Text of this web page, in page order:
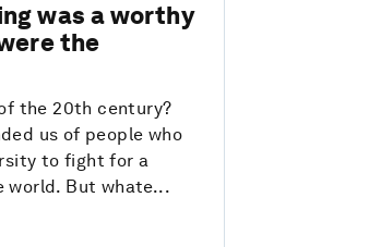
was a worthy
the
the 20th century?
us of people who
to fight for a
world. But whate...